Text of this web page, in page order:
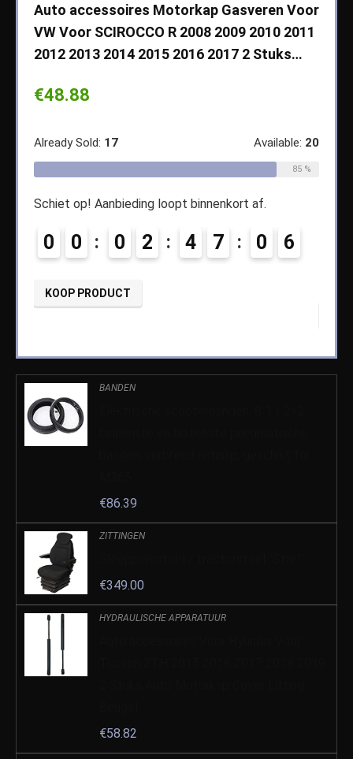
Auto accessoires Motorkap Gasveren Voor
VW Voor SCIROCCO R 2008 2009 2010 2011
2012 2013 2014 2015 2016 2017 2 Stuks…
€48.88
Already Sold: 17 Available: 20
85 %
Schiet op! Aanbieding loopt binnenkort af.
0 0 0 2 4 7 0 5
6
KOOP PRODUCT
BANDEN
€86.39
ZITTINGEN
€349.00
HYDRAULISCHE APPARATUUR
€58.82